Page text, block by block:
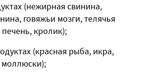
(нежирная свинина,
говяжьи мозги, телячья
кролик);
(красная рыба, икра,
моллюски);